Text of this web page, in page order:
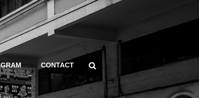
CONTACT Search